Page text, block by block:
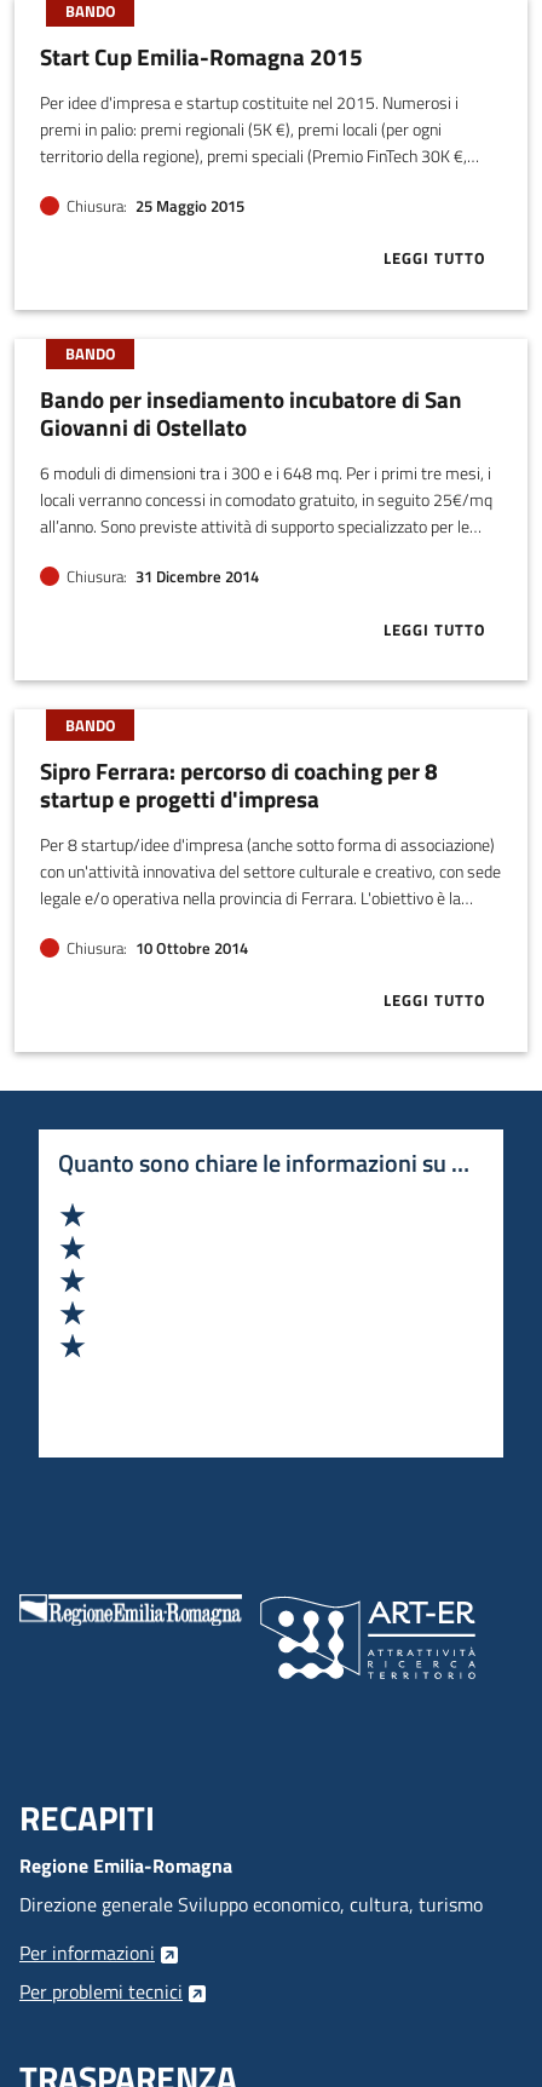
BANDO
Start Cup Emilia-Romagna 2015
Per idee d'impresa e startup costituite nel 2015. Numerosi i
premi in palio: premi regionali (5K €), premi locali (per ogni
territorio della regione), premi speciali (Premio FinTech 30K €,
studenti delle superiori).
Chiusura 25 Maggio 2015
LEGGI TUTTO
ABOUT
BANDO
Bando per insediamento incubatore di San
Giovanni di Ostellato
6 moduli di dimensioni tra i 300 e i 648 mq. Per i primi tre mesi, i
locali verranno concessi in comodato gratuito, in seguito 25€/mq
all’anno. Sono previste attività di supporto specializzato per le
progetto T-lab.
Chiusura 31 Dicembre 2014
LEGGI TUTTO
ABOUT
BANDO
Sipro Ferrara: percorso di coaching per 8
startup e progetti d'impresa
Per 8 startup/idee d'impresa (anche sotto forma di associazione)
con un'attività innovativa del settore culturale e creativo, con sede
legale e/o operativa nella provincia di Ferrara. L'obiettivo è la
mesi per favorire il rafforzamento di attività innovative già
Chiusura 10 Ottobre 2014
LEGGI TUTTO
ABOUT
Quanto sono chiare le informazioni su questa
Menu Footer
RECAPITI
Regione Emilia-Romagna
Direzione generale Sviluppo economico, cultura, turismo
Per informazioni
Per problemi tecnici